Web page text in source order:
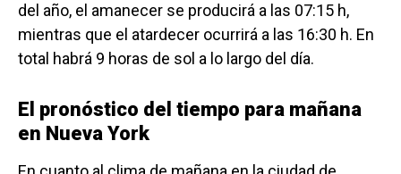
del año, el amanecer se producirá a las 07:15 h,
mientras que el atardecer ocurrirá a las 16:30 h. En
total habrá 9 horas de sol a lo largo del día.
El pronóstico del tiempo para mañana
en Nueva York